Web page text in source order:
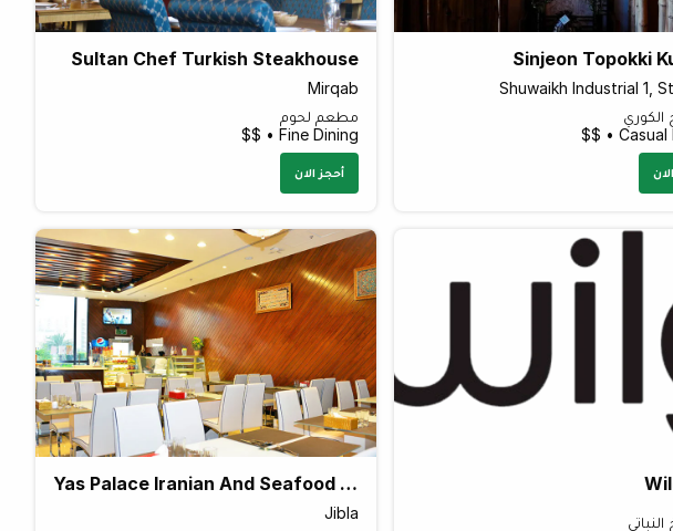
Sinjeon Topokki
Shuwaikh Industrial 1,
الكوري
Casual
Sultan Chef Turkish Steakhouse
Mirqab
مطعم لحوم
Fine Dining • $$
أحجز الان
Yas Palace Iranian And Seafood Restaurant
Jibla